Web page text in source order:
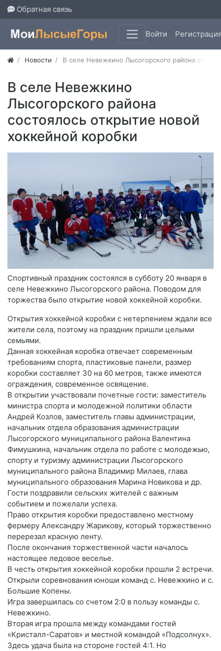
Обратная связь
Войти
Новости В селе Невежкино Лысогорского района
В селе Невежкино
Лысогорского района
состоялось открытие новой
хоккейной коробки
Спортивный праздник состоялся в субботу 20 января в
селе Невежкино Лысогорского района. Поводом для
торжества было открытие новой хоккейной коробки.
Открытия хоккейной коробки с нетерпением ждали все
жители села, поэтому на праздник пришли целыми
семьями.
Данная хоккейная коробка отвечает современным
требованиям спорта, пластиковые панели, размер
коробки составляет 30 на 60 метров, также имеются
ограждения, современное освящение.
В открытии участвовали почетные гости: заместитель
министра спорта и молодежной политики области
Андрей Козлов, заместитель главы администрации,
начальник отдела образования администрации
Лысогорского муниципального района Валентина
Фимушкина, начальник отдела по работе с молодежью,
спорту и туризму администрации Лысогорского
муниципального района Владимир Милаев, глава
муниципального образования Марина Новикова и др.
Гости поздравили сельских жителей с важным
событием и пожелали успеха.
Право открытия коробки предоставлено местному
фермеру Александру Жарикову, который торжественно
перерезал красную ленту.
После окончания торжественной части началось
настоящее ледовое веселье.
В честь открытия хоккейной коробки прошли 2 встречи.
Открыли соревнования юноши команд с. Невежкино и с.
Большие Копены.
Игра завершилась со счетом 2:0 в пользу команды с.
Невежкино.
Вторая игра прошла между командами гостей
«Кристалл-Саратов» и местной командой «Подсолнух».
Здесь удача была на стороне гостей 4:1. Но